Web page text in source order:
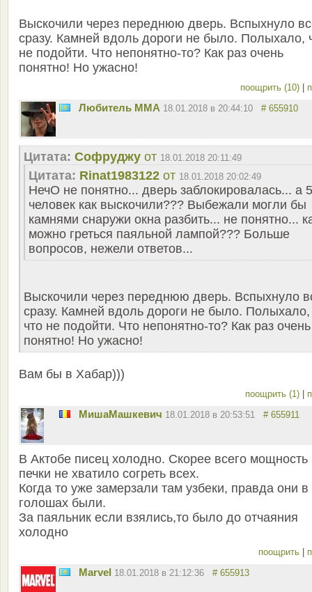
Выскочили через переднюю дверь. Вспыхнуло
сразу. Камней вдоль дороги не было. Полыхало,
не подойти. Что непонятно-то? Как раз очень
понятно! Но ужасно!
поощрить (10)
Любитель ММА 18.01.2018 в 20:44:10 # 655910
Цитата: Софруджу от 18.01.2018 20:11:49
Цитата: Rinat1983122 от 18.01.2018 20:02:49
НечО не понятно... дверь заблокировалась... а 5
человек как выскочили??? Выбежали могли бы
камнями снаружи окна разбить... не понятно...
можно греться паяльной лампой??? Больше
вопросов, нежели ответов...
Выскочили через переднюю дверь. Вспыхнуло
сразу. Камней вдоль дороги не было. Полыхало,
что не подойти. Что непонятно-то? Как раз очень
понятно! Но ужасно!
Вам бы в Хабар)))
поощрить (1)
MишаМашкевич 18.01.2018 в 20:53:51 # 655911
В Актобе писец холодно. Скорее всего мощность
печки не хватило согреть всех.
Когда то уже замерзали там узбеки, правда они в
голошах были.
За паяльник если взялись,то было до отчаяния
холодно
поощрить
Marvel 18.01.2018 в 21:12:36 # 655913